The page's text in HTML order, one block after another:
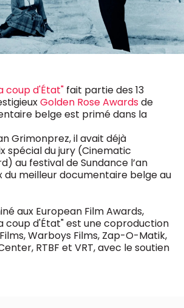
coup d'État" fait partie des 13
Golden Rose Awardsde
belge est primé dans la
Grimonprez, il avait déjà
spécial du jury (Cinematic
au festival de Sundance l’an
du meilleur documentaire belge au
aux European Film Awards,
coup d'État" est une coproduction
Warboys Films, Zap-O-Matik,
RTBF et VRT, avec le soutien
DIGITAL :
access
MM e - News
MM Brunch
MM Tech
MM Best of
Research
MM Blue
MM Magazine
?